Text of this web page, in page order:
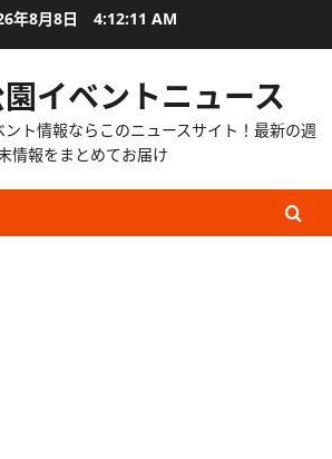
年8月8日 4:12:13 AM
イベントニュース
ト情報ならこのニュースサイト！最新の週
情報をまとめてお届け